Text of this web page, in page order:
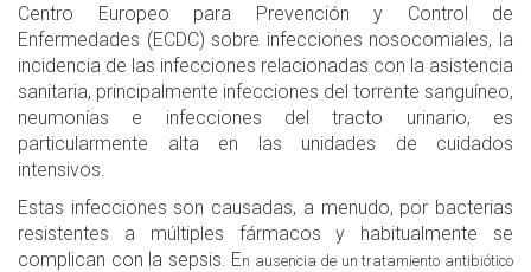
Centro Europeo para Prevención y Control de
Enfermedades (ECDC) sobre infecciones nosocomiales, la
incidencia de las infecciones relacionadas con la asistencia
sanitaria, principalmente infecciones del torrente sanguíneo,
neumonías e infecciones del tracto urinario, es
particularmente alta en las unidades de cuidados
intensivos.
Estas infecciones son causadas, a menudo, por bacterias
resistentes a múltiples fármacos y habitualmente se
complican con la sepsis. En ausencia de un tratamiento antibiótico